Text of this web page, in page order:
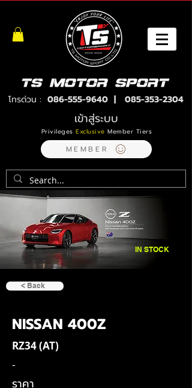
โทรด่วน : 086-555-9640| 085-353-2304
เข้าสู่ระบบ
PrivilegesExclusive Member Tiers
MEMBER
IN STOCK
< Back
NISSAN 400Z
RZ34 (AT)
-
ราคา